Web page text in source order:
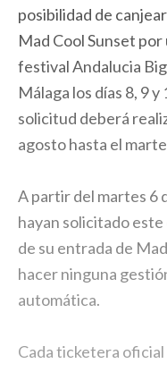
posibilidad de
Mad Cool Sunset por
festival Andalucia
Málaga los días 8, 9
solicitud deberá
agosto hasta el
A partir del martes 6
hayan solicitado
de su entrada de
hacer ninguna
automática.
Cada ticketera